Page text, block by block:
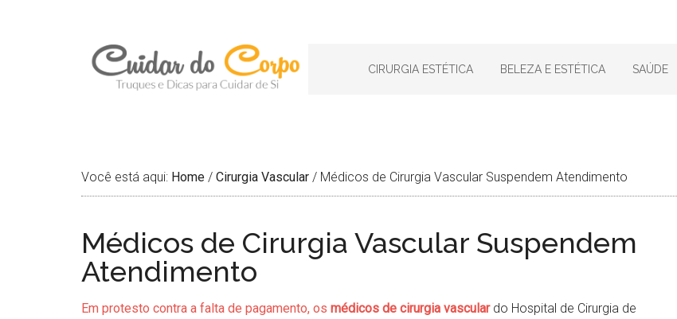
CIRURGIA ESTÉTICA BELEZA E ESTÉTICA SAÚDE
Você está aqui: Home / Cirurgia Vascular / Médicos de Cirurgia Vascular Suspendem Atendimento
Médicos de Cirurgia Vascular Suspendem
Atendimento
Em protesto contra a falta de pagamento, os médicos de cirurgia vascular do Hospital de Cirurgia de